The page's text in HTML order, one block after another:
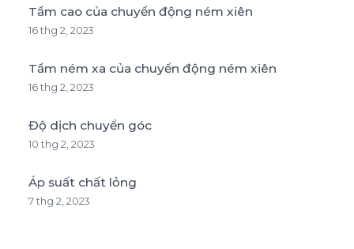
Tầm cao của chuyển động ném xiên
16 thg 2, 2023
Tầm ném xa của chuyển động ném xiên
16 thg 2, 2023
Độ dịch chuyển góc
10 thg 2, 2023
Áp suất chất lỏng
7 thg 2, 2023